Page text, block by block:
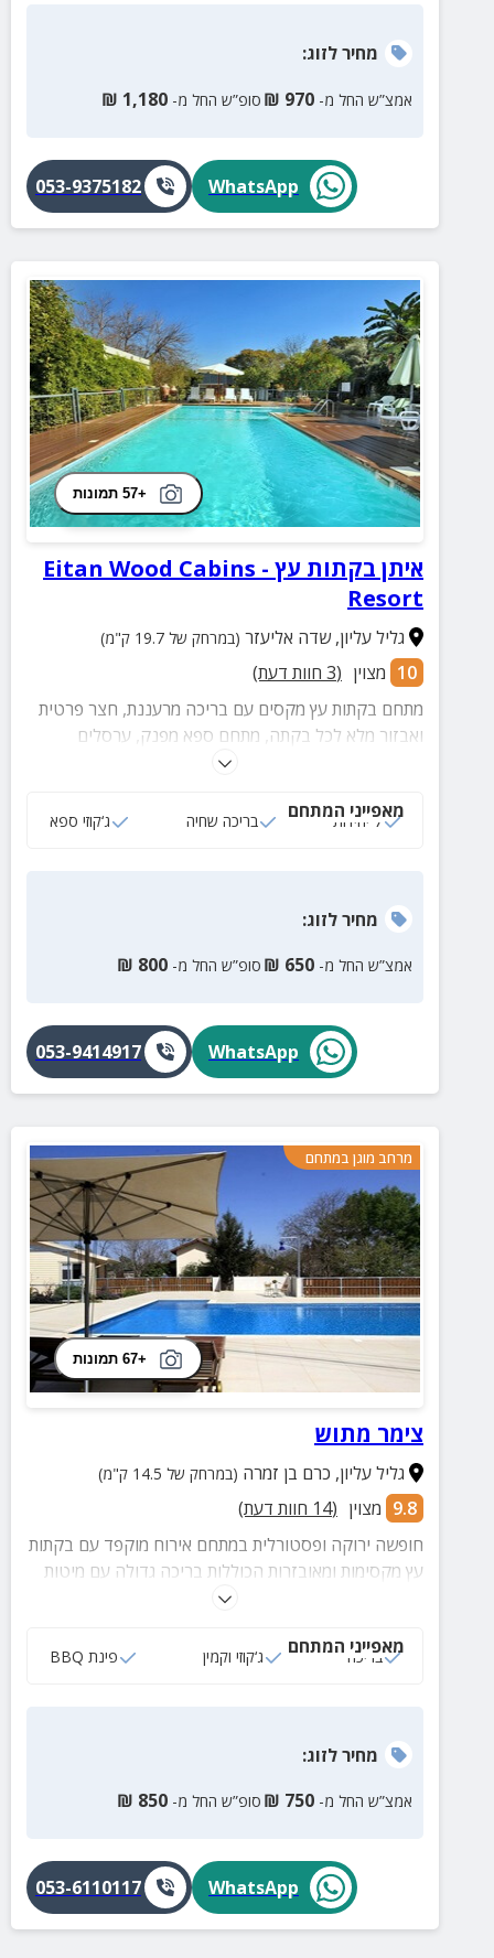
מחירלזוג:
אמצ”ש החל מ- 970
₪ סופ”ש החל מ- 1,180
₪
WhatsApp
053-9375182
+57 תמונות
איתן בקתות עץ - Eitan Wood Cabins
Resort
גליל עליון,שדה אליעזר (במרחק של 19.7 ק"מ)
10 מצוין (
3 חוות דעת)
מתחם בקתות עץ מקסים עם בריכה מרעננת, חצר פרטית
ואבזור מלא לכל בקתה, מתחם ספא מפנק, ערסלים
מאפייני המתחם
7 יחידות בריכה שחיה ג‘קוזי ספא
מחירלזוג:
אמצ”ש החל מ- 650
₪ סופ”ש החל מ- 800
₪
WhatsApp
053-9414917
מרחב מוגן במתחם
+67 תמונות
צימר מתוש
גליל עליון, כרם בן זמרה (במרחק של 14.5 ק"מ)
9.8 מצוין (
14 חוות דעת)
חופשה ירוקה ופסטורלית במתחם אירוח מוקפד עם בקתות
עץ מקסימות ומאובזרות הכוללות בריכה גדולה עם מיטות
שיזוף. בכל צימר תמצאו ג'קוזי זרמים פרטי!
מאפייני המתחם
בריכה ג‘קוזי וקמין פינת BBQ
מחירלזוג:
אמצ”ש החל מ- 750
₪ סופ”ש החל מ- 850
₪
WhatsApp
053-6110117